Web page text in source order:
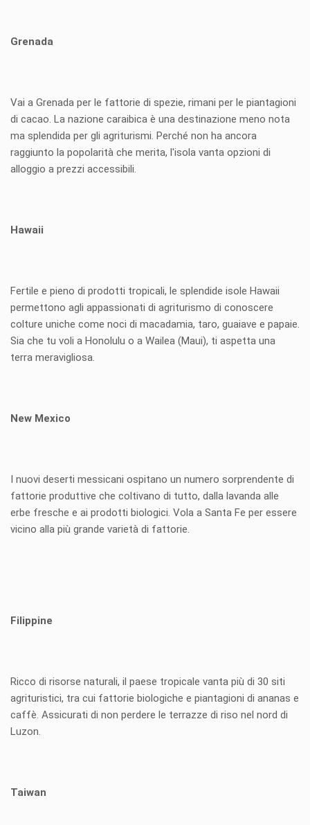
Grenada
Vai a Grenada per le fattorie di spezie, rimani per le piantagioni
di cacao. La nazione caraibica è una destinazione meno nota
ma splendida per gli agriturismi. Perché non ha ancora
raggiunto la popolarità che merita, l'isola vanta opzioni di
alloggio a prezzi accessibili.
Hawaii
Fertile e pieno di prodotti tropicali, le splendide isole Hawaii
permettono agli appassionati di agriturismo di conoscere
colture uniche come noci di macadamia, taro, guaiave e papaie.
Sia che tu voli a Honolulu o a Wailea (Maui), ti aspetta una
terra meravigliosa.
New Mexico
I nuovi deserti messicani ospitano un numero sorprendente di
fattorie produttive che coltivano di tutto, dalla lavanda alle
erbe fresche e ai prodotti biologici. Vola a Santa Fe per essere
vicino alla più grande varietà di fattorie.
Filippine
Ricco di risorse naturali, il paese tropicale vanta più di 30 siti
agrituristici, tra cui fattorie biologiche e piantagioni di ananas e
caffè. Assicurati di non perdere le terrazze di riso nel nord di
Luzon.
Taiwan